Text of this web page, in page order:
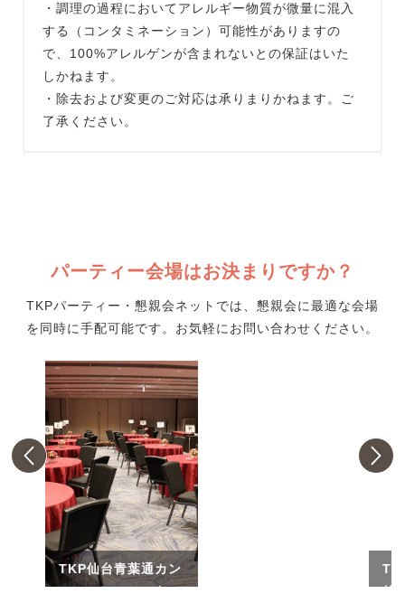
・調理の過程においてアレルギー物質が微量に混入
する（コンタミネーション）可能性がありますの
で、100%アレルゲンが含まれないとの保証はいた
しかねます。
・除去および変更のご対応は承りまりかねます。ご
了承ください。
パーティー会場はお決まりですか？
TKPパーティー・懇親会ネットでは、懇親会に最適な会場
を同時に手配可能です。お気軽にお問い合わせください。
TKP仙台青葉通カン
ファレンスセンター
仙